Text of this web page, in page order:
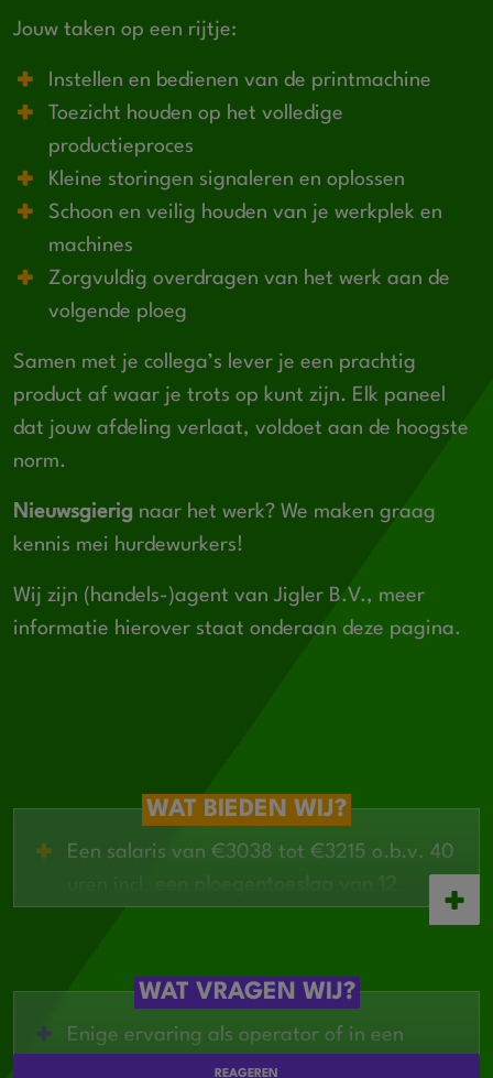
Jouw taken op een rijtje:
Instellen en bedienen van de printmachine
Toezicht houden op het volledige
productieproces
Kleine storingen signaleren en oplossen
Schoon en veilig houden van je werkplek en
machines
Zorgvuldig overdragen van het werk aan de
volgende ploeg
Samen met je collega’s lever je een prachtig
product af waar je trots op kunt zijn. Elk paneel
dat jouw afdeling verlaat, voldoet aan de hoogste
norm.
Nieuwsgierig naar het werk? We maken graag
kennis mei hurdewurkers!
Wij zijn (handels-)agent van Jigler B.V., meer
informatie hierover staat onderaan deze pagina.
WAT BIEDEN WIJ?
Een salaris van €3038 tot €3215 o.b.v. 40
kunt leren
bedrijf
WAT VRAGEN WIJ?
Enige ervaring als operator of in een
productieomgevingREAGEREN